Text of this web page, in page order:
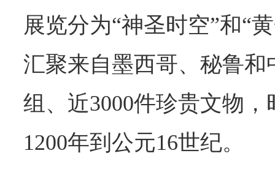
展览分为“神圣时空”和“
汇聚来自墨西哥、秘鲁和
组、近3000件珍贵文物
1200年到公元16世纪。